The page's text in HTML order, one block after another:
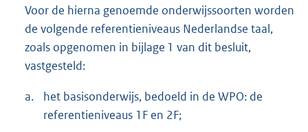
Voor de hierna genoemde onderwijssoorten worden
de volgende referentieniveaus Nederlandse taal,
zoals opgenomen in bijlage 1 van dit besluit,
vastgesteld:
a.
het basisonderwijs, bedoeld in de WPO: de
referentieniveaus 1F en 2F;